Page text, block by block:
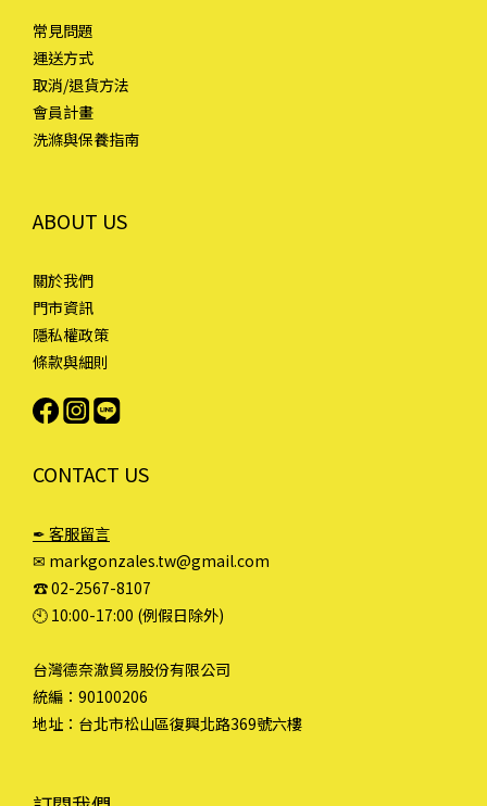
常見問題
運送方式
取消/退貨方法
會員計畫
洗滌與保養指南
ABOUT US
關於我們
門市資訊
隱私權政策
條款與細則
CONTACT US
✒ 客服留言
✉ markgonzales.tw@gmail.com
☎︎ 02-2567-8107
🕙︎ 10:00-17:00 (例假日除外)
台灣德奈澈貿易股份有限公司
統編：90100206
地址：台北市松山區復興北路369號六樓